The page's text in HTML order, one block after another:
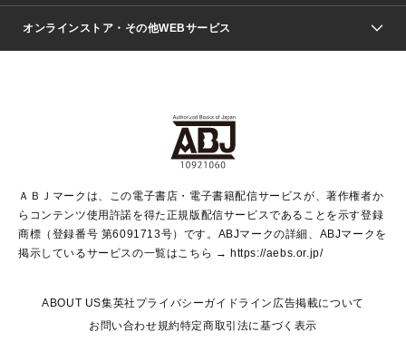
Vジャンプ
ジャンプルーキー！
ジャンプTOON
S-MANGA
集英社ジャンプリミックス
集英社コミック文庫
週刊ヤングジャンプ
ウルトラジャンプ
少女マンガ
リマコミ＋
マンガMeets
月刊オフィスユー
Seventeen
LEE
Marisol
T JAPAN:The New York Times Style Magazine
芸能・情報・スポーツ
パラスポ＋！
文芸・文庫・総合
青春と読書
アジア人物史
集英社新書
集英社新書プラス
よみタイ
ライトノベル・ノベライズ
集英社Webマガジン Cobalt
集英社オレンジ文庫
シフォン文庫
JUMP j BOOKS
集英社みらい文庫
S-KIDS.LAND
オンラインストア・その他WEBサービス
SHUEISHA MANGA-ART HERITAGE
HAPPY PLUS STORE
shueisha vox
SHOP Marisol
EDITOR'S LAB
ＡＢＪマークは、この電子書店・電子書籍配信サービスが、著作権者か
らコンテンツ使用許諾を得た正規版配信サービスであることを示す登録
商標（登録番号 第6091713号）です。ABJマークの詳細、ABJマークを
掲示しているサービスの一覧はこちら → https://aebs.or.jp/
ABOUT US集英社プライバシーガイドライン 広告掲載について
お問い合わせ規約特定商取引法に基づく表示